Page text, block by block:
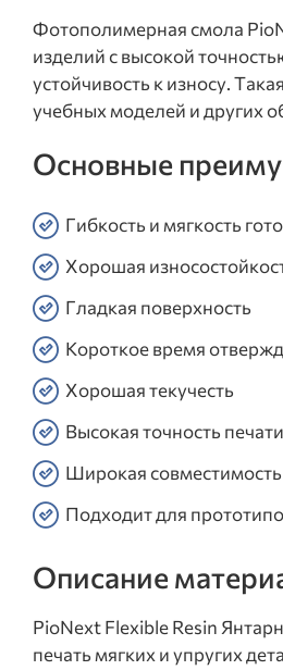
Фотополимерная смола
изделий с высокой
устойчивость к износу.
учебных моделей и других
Основные
Гибкость и мягкость
Хорошая
Гладкая поверхность
Короткое время
Хорошая текучесть
Высокая точность печати
Широкая
Подходит для
Описание
PioNext Flexible Resin
печать мягких и упругих